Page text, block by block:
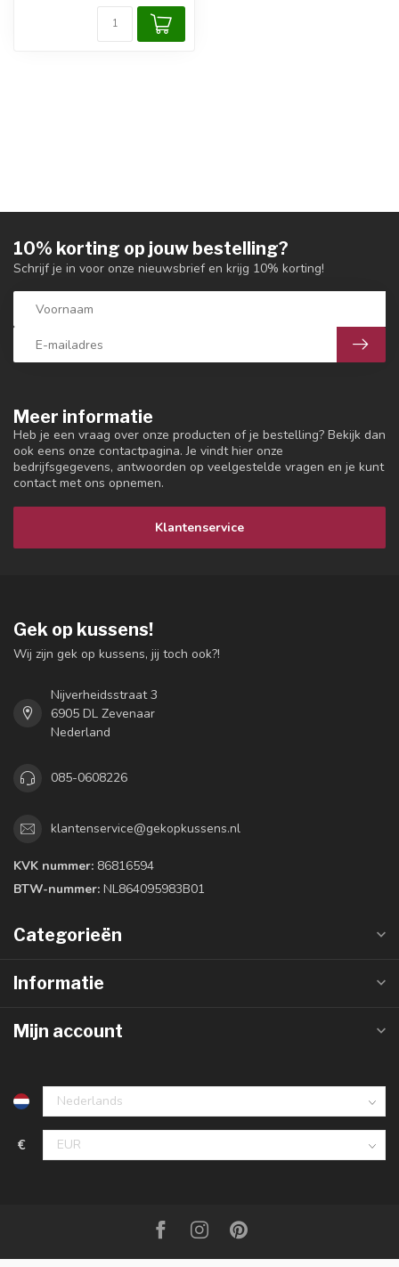
Meer informatie
Heb je een vraag over onze producten of je bestelling? Bekijk dan
ook eens onze contactpagina. Je vindt hier onze
bedrijfsgegevens, antwoorden op veelgestelde vragen en je kunt
contact met ons opnemen.
Klantenservice
10% korting op jouw bestelling?
Schrijf je in voor onze nieuwsbrief en krijg 10% korting!
Gek op kussens!
Wij zijn gek op kussens, jij toch ook?!
Nijverheidsstraat 3
6905 DL Zevenaar
Nederland
085-0608226
klantenservice@gekopkussens.nl
KVK nummer: 86816594
BTW-nummer: NL864095983B01
Categorieën
Informatie
Mijn account
€